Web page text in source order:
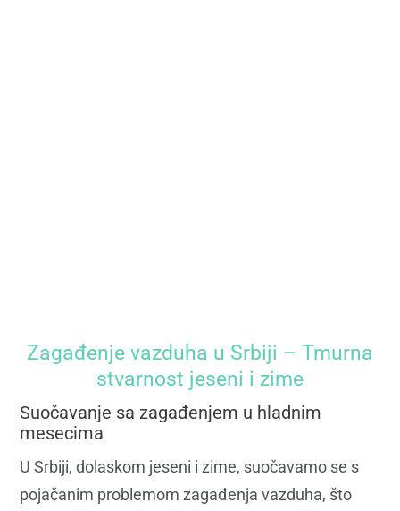
Zagađenje vazduha u Srbiji – Tmurna
stvarnost jeseni i zime
Suočavanje sa zagađenjem u hladnim
mesecima
U Srbiji, dolaskom jeseni i zime, suočavamo se s
pojačanim problemom zagađenja vazduha, što